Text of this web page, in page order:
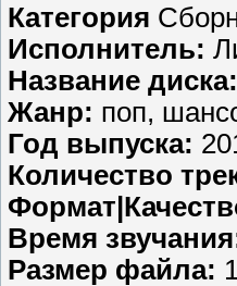
Категория
Исполнитель:
Название диска:
Жанр: поп,
Год выпуска:
Количество
Время
Размер файла: